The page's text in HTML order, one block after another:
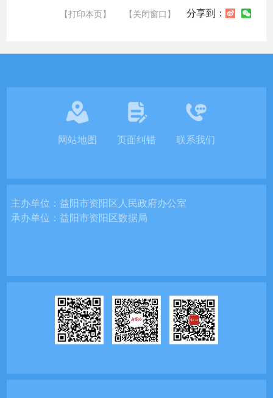
【打印本页】 【关闭窗口】 分享到：
网站地图 页面纠错 联系我们
主办单位：益阳市资阳区人民政府办公室
承办单位：益阳市资阳区数据局